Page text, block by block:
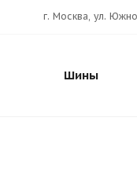
г. Москва, ул.
Шины